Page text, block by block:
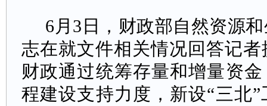
6月3日，财政部自然资源
志在就文件相关情况回答记
财政通过统筹存量和增量资
程建设支持力度，新设“三北